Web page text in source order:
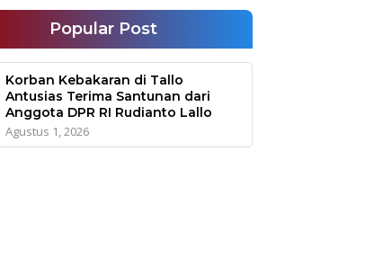
Popular Post
Korban Kebakaran di Tallo
Antusias Terima Santunan dari
Anggota DPR RI Rudianto Lallo
Agustus 1, 2026